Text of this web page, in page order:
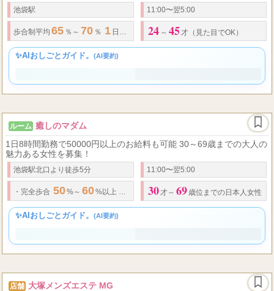
池袋駅 11:00〜翌5:00
歩合制平均 65 ％～ 70 ％ 1 日 万以上可能
24 ～ 45才（見た目でOK）
✨AIおしごとガイド。 (AI要約)
ルーム 癒しのマダム
1日8時間勤務で50000円以上のお給料も可能 30～69歳までの大人の
魅力ある女性を募集！
池袋駅北口より徒歩5分 11:00〜翌5:00
・ 完全歩合 50%～ 60%以上 人妻コース 90分8000～11000 以上
30才～ 69 歳位までの日本人女性
✨AIおしごとガイド。 (AI要約)
店舗 大塚メンズエステ MG